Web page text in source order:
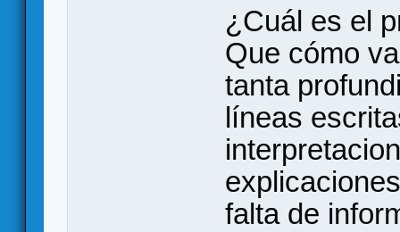
¿Cuál es el
Que cómo
tanta
líneas
falta de